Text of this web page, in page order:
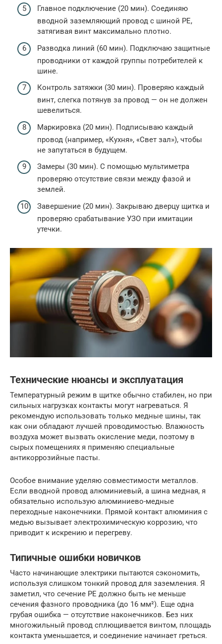
Главное подключение (20 мин). Соединяю
вводной заземляющий провод с шиной PE,
затягивая винт максимально плотно.
Разводка линий (60 мин). Подключаю защитные
проводники от каждой группы потребителей к
шине.
Контроль затяжки (30 мин). Проверяю каждый
винт, слегка потянув за провод — он не должен
шевелиться.
Маркировка (20 мин). Подписываю каждый
провод (например, «Кухня», «Свет зал»), чтобы
не запутаться в будущем.
Замеры (30 мин). С помощью мультиметра
проверяю отсутствие связи между фазой и
землей.
Завершение (20 мин). Закрываю дверцу щитка и
проверяю срабатывание УЗО при имитации
утечки.
Технические нюансы и эксплуатация
Температурный режим в щитке обычно стабилен, но при
сильных нагрузках контакты могут нагреваться. Я
рекомендую использовать только медные шины, так
как они обладают лучшей проводимостью. Влажность
воздуха может вызвать окисление меди, поэтому в
сырых помещениях я применяю специальные
антикоррозийные пасты.
Особое внимание уделяю совместимости металлов.
Если вводной провод алюминиевый, а шина медная, я
обязательно использую алюминиево-медные
переходные наконечники. Прямой контакт алюминия с
медью вызывает электрохимическую коррозию, что
приводит к искрению и перегреву.
Типичные ошибки новичков
Часто начинающие электрики пытаются сэкономить,
используя слишком тонкий провод для заземления. Я
заметил, что сечение PE должно быть не меньше
сечения фазного проводника (до 16 мм²). Еще одна
грубая ошибка — отсутствие наконечников. Без них
многожильный провод сплющивается винтом, площадь
контакта уменьшается, и соединение начинает греться.